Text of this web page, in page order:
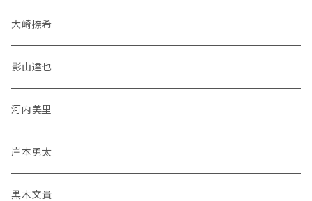
大崎捺希
影山達也
河内美里
岸本勇太
黒木文貴